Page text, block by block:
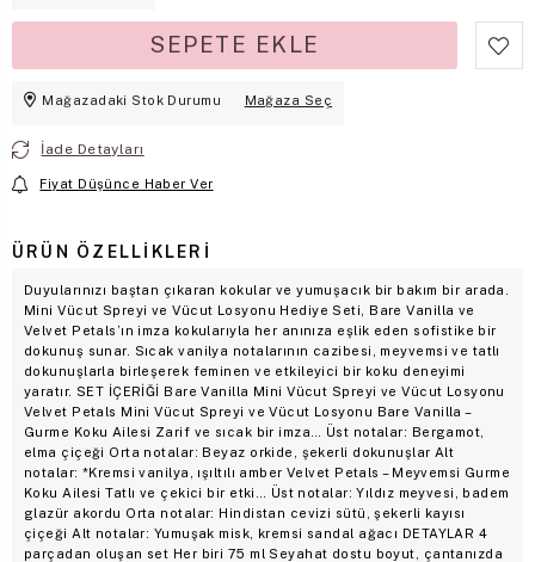
Mağazadaki Stok Durumu Mağaza Seç
İade Detayları
Fiyat Düşünce Haber Ver
ÜRÜN ÖZELLIKLERI
Duyularınızı baştan çıkaran kokular ve yumuşacık bir bakım bir arada.
Mini Vücut Spreyi ve Vücut Losyonu Hediye Seti, Bare Vanilla ve
Velvet Petals’ın imza kokularıyla her anınıza eşlik eden sofistike bir
dokunuş sunar. Sıcak vanilya notalarının cazibesi, meyvemsi ve tatlı
dokunuşlarla birleşerek feminen ve etkileyici bir koku deneyimi
yaratır. SET İÇERİĞİ Bare Vanilla Mini Vücut Spreyi ve Vücut Losyonu
Velvet Petals Mini Vücut Spreyi ve Vücut Losyonu Bare Vanilla –
Gurme Koku Ailesi Zarif ve sıcak bir imza… Üst notalar: Bergamot,
elma çiçeği Orta notalar: Beyaz orkide, şekerli dokunuşlar Alt
notalar: *Kremsi vanilya, ışıltılı amber Velvet Petals – Meyvemsi Gurme
Koku Ailesi Tatlı ve çekici bir etki… Üst notalar: Yıldız meyvesi, badem
glazür akordu Orta notalar: Hindistan cevizi sütü, şekerli kayısı
çiçeği Alt notalar: Yumuşak misk, kremsi sandal ağacı DETAYLAR 4
parçadan oluşan set Her biri 75 ml Seyahat dostu boyut, çantanızda